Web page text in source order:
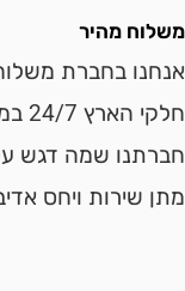
מהיר
בחברת משלוח
במיוחד בשבילכם!
שמה דגש על
ויחס אדיב